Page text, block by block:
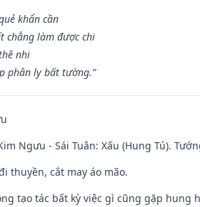
khẩn cần
chẳng làm được chi
nhi
phân ly bất tường.”
Ngưu - Sái Tuân: Xấu (Hung Tú).
thuyền, cắt may áo mão.
tạo tác bất kỳ việc gì cũng gặp